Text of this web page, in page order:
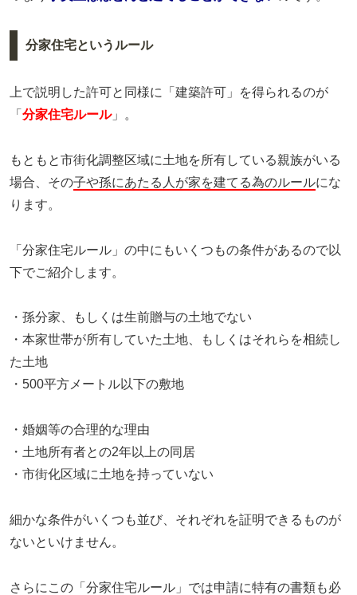
分家住宅というルール
上で説明した許可と同様に「建築許可」を得られるのが
「 分家住宅ルール」。
もともと市街化調整区域に土地を所有している親族がいる
場合、その子や孫にあたる人が家を建てる為のルールにな
ります。
「分家住宅ルール」の中にもいくつもの条件があるので以
下でご紹介します。
・孫分家、もしくは生前贈与の土地でない
・本家世帯が所有していた土地、もしくはそれらを相続し
た土地
・500平方メートル以下の敷地
・婚姻等の合理的な理由
・土地所有者との2年以上の同居
・市街化区域に土地を持っていない
細かな条件がいくつも並び、それぞれを証明できるものが
ないといけません。
さらにこの「分家住宅ルール」では申請に特有の書類も必